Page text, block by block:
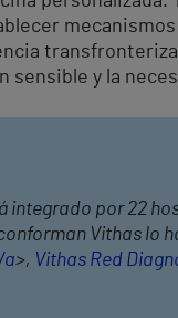
sensible y la
integrado por 22
Vithas lo
a>, Vithas Red